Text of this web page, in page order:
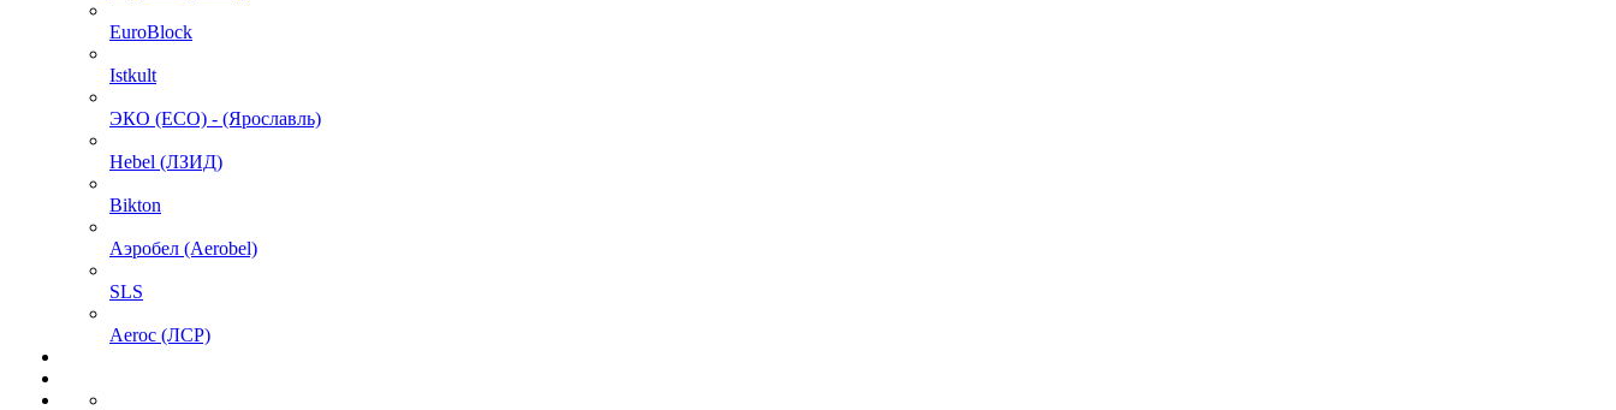
EuroBlock
Istkult
ЭКО (ECO) - (Ярославль)
Hebel (ЛЗИД)
Bikton
Аэробел (Aerobel)
SLS
Aeroc (ЛСР)